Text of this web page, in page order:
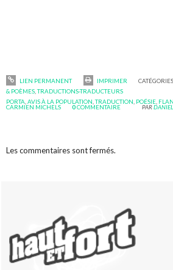
LIEN PERMANENT IMPRIMER
& POÈMES ,TRADUCTIONS-TRADUCTEURS
PORTA ,AVIS À LA POPULATION ,TRADUCTION POÉSIE
CARMIEN MICHELS 0COMMENTAIRE PAR
Les commentaires sont fermés.